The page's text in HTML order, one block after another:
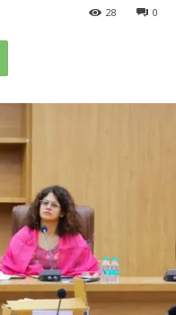
0
28